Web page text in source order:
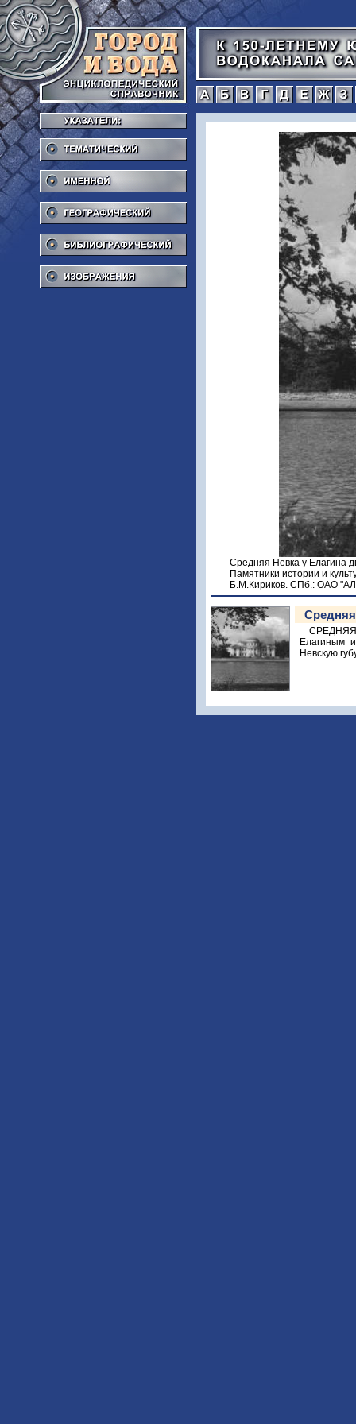
Географический
Библиографический
а б в г
Средняя Невка у Елагина
Памятники истории и
Б.М.Кириков. СПб.: ОАО
СРЕДНЯЯ
Елагиным
Невскую